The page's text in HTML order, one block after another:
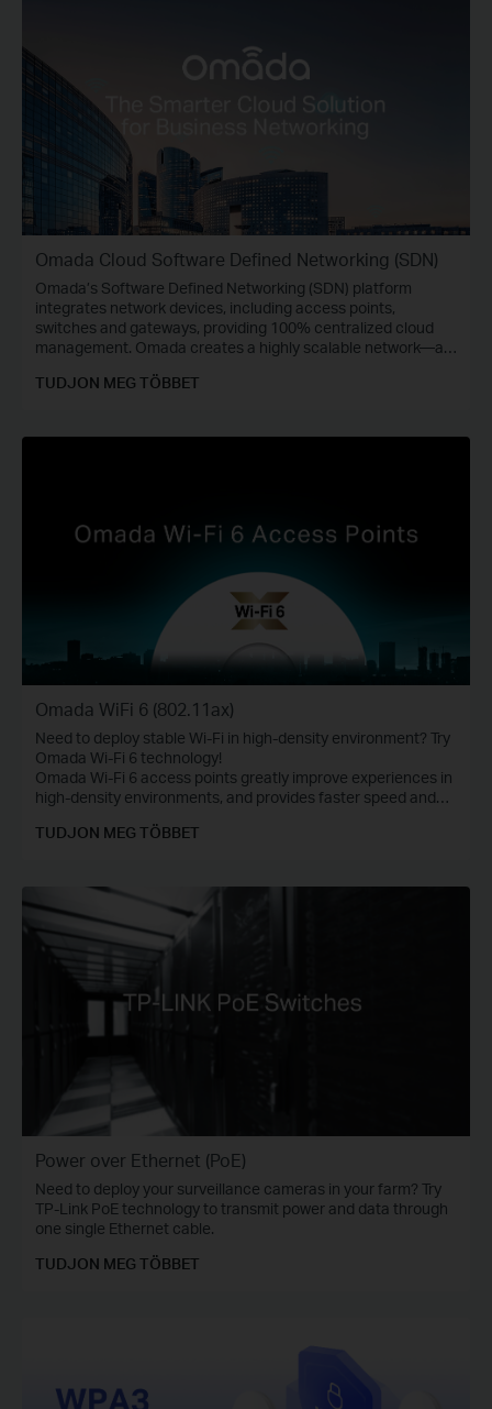
Omada Cloud Software Defined Networking (SDN)
Omada’s Software Defined Networking (SDN) platform
integrates network devices, including access points,
switches and gateways, providing 100% centralized cloud
management. Omada creates a highly scalable network—all
wired connections are provided, ideal for use in hospitality,
TUDJON MEG TÖBBET
Omada WiFi 6 (802.11ax)
Need to deploy stable Wi-Fi in high-density environment? Try
Omada Wi-Fi 6 technology!
Omada Wi-Fi 6 access points greatly improve experiences in
high-density environments, and provides faster speed and
TUDJON MEG TÖBBET
Power over Ethernet (PoE)
Need to deploy your surveillance cameras in your farm? Try
TP-Link PoE technology to transmit power and data through
one single Ethernet cable.
TUDJON MEG TÖBBET